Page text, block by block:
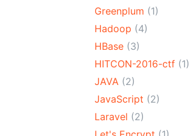
Greenplum (1)
Hadoop (4)
HBase (3)
HITCON-2016-ctf (1)
JAVA (2)
JavaScript (2)
Laravel (2)